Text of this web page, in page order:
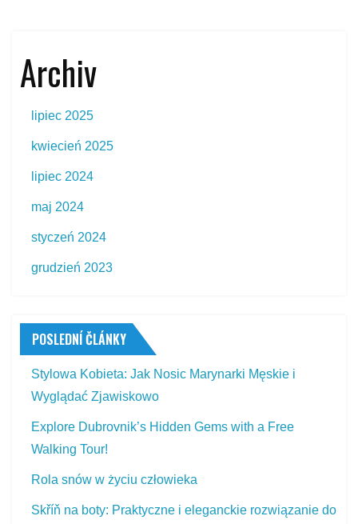
Archiv
lipiec 2025
kwiecień 2025
lipiec 2024
maj 2024
styczeń 2024
grudzień 2023
POSLEDNÍ ČLÁNKY
Stylowa Kobieta: Jak Nosic Marynarki Męskie i
Wyglądać Zjawiskowo
Explore Dubrovnik’s Hidden Gems with a Free
Walking Tour!
Rola snów w życiu człowieka
Skříň na boty: Praktyczne i eleganckie rozwiązanie do